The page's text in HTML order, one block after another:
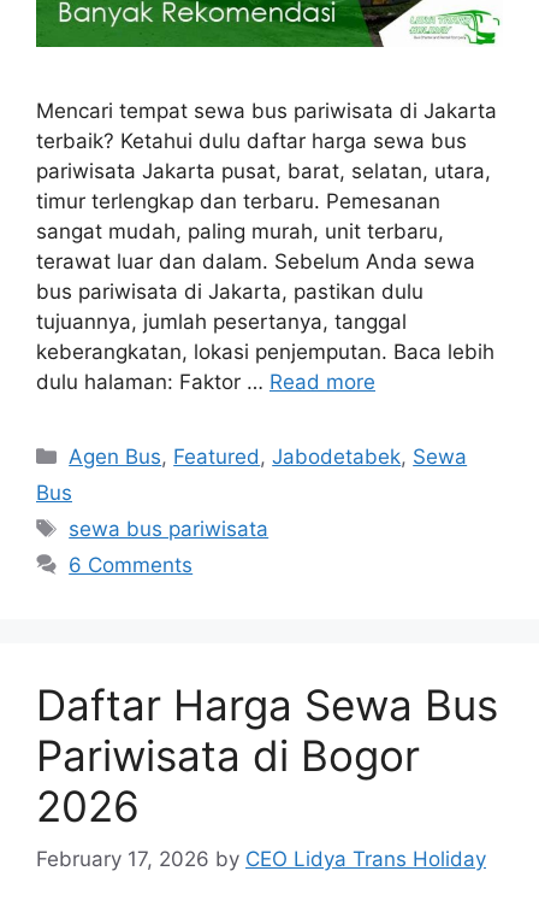
Mencari tempat sewa bus pariwisata di Jakarta
terbaik? Ketahui dulu daftar harga sewa bus
pariwisata Jakarta pusat, barat, selatan, utara,
timur terlengkap dan terbaru. Pemesanan
sangat mudah, paling murah, unit terbaru,
terawat luar dan dalam. Sebelum Anda sewa
bus pariwisata di Jakarta, pastikan dulu
tujuannya, jumlah pesertanya, tanggal
keberangkatan, lokasi penjemputan. Baca lebih
dulu halaman: Faktor … Read more
Categories
Agen Bus, Featured ,Jabodetabek, Sewa
Bus
Tags
sewa bus pariwisata
6 Comments
Daftar Harga Sewa Bus
Pariwisata di Bogor
2026
February 17, 2026 by CEO Lidya Trans Holiday